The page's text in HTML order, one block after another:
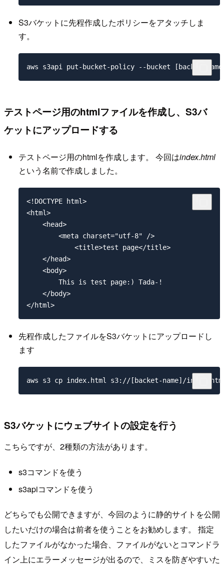
S3バケットに先程作成したポリシーをアタッチしま
す。
aws s3api put-bucket-policy --bucket [backet-
テストページ用のhtmlファイルを作成し、S3バ
ケットにアップロードする
テストページ用のhtmlを作成します。 今回はindex.html
という名前で作成しました。
<!DOCTYPE html>
<html>
    <head>
        <meta charset="utf-8" />
            <title>test page</title>
    </head>
    <body>
        This is test page:) Tada-!
    </body>
</html>
先程作成したファイルをS3バケットにアップロードし
ます
aws s3 cp index.html s3://[backet-name]/
S3バケットにウェブサイトの設定を行う
こちらですが、2種類の方法があります。
s3コマンドを使う
s3apiコマンドを使う
どちらでも公開できますが、今回のように静的サイトを公開
したいだけの場合は前者を使うことをお勧めします。 指定
したファイルがなかった場合、ファイルがないとコマンドラ
イン上にエラーメッセージが出るので、ミスを防ぎやすいた